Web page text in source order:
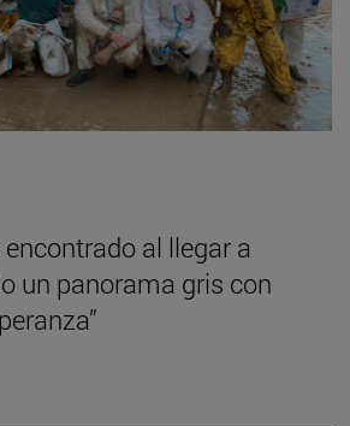
al llegar a
un panorama gris con